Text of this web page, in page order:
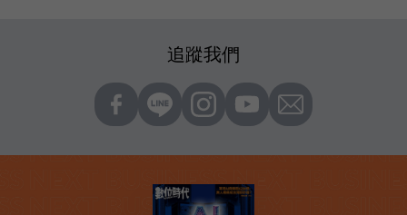
追蹤我們